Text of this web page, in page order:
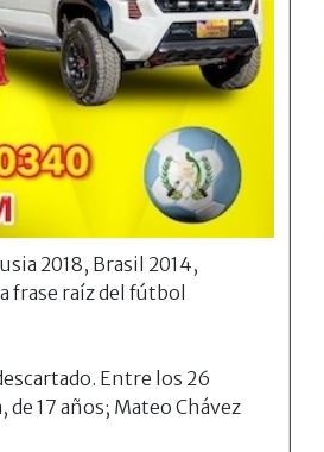
2018, Brasil 2014,
frase raíz del fútbol
Entre los 26
17 años; Mateo Chávez